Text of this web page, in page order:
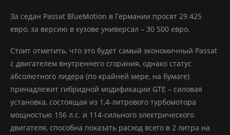
За седан Passat BlueMotion в Германии просят 29 425
евро, за версию в кузове универсал – 30 500 евро.
Стоит отметить, что это будет самый экономичный Passat
с двигателем внутреннего сгорания, однако статус
абсолютного лидера (по крайней мере, на бумаге)
принадлежит гибридной модификации GTE – силовая
установка, состоящая из 1,4-литрового турбомотора
мощностью 156 л.с. и 114-сильного электрического
двигателя, способна показать расход всего в 2 литра на